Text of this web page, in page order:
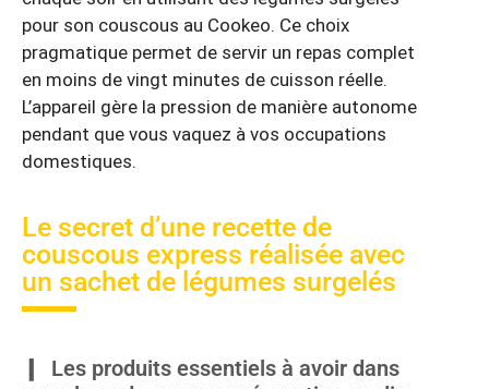
pour son couscous au Cookeo. Ce choix
pragmatique permet de servir un repas complet
en moins de vingt minutes de cuisson réelle.
L’appareil gère la pression de manière autonome
pendant que vous vaquez à vos occupations
domestiques.
Le secret d’une recette de
couscous express réalisée avec
un sachet de légumes surgelés
Les produits essentiels à avoir dans